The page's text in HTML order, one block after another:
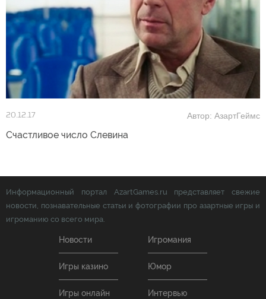
20.12.17 Автор: АзартГеймс
Счастливое число Слевина
Информационный портал AzartGames.ru представляет свежие
новости, познавательные статьи и фотографии про азартные игры и
игроманию со всего мира.
Новости Игромания
Игры казино Юмор
Игры онлайн Интервью